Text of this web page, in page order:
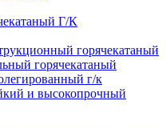
Г/К
горячекатаный
горячекатаный
г/к
и высокопрочный